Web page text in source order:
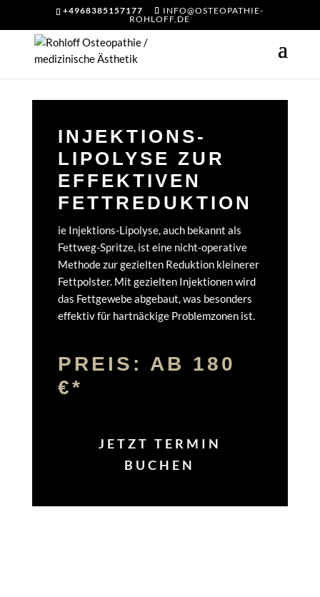
+4968385157177
INFO@OSTEOPATHIE-
ROHLOFF.DE
INJEKTIONS-
LIPOLYSE ZUR
EFFEKTIVEN
FETTREDUKTION
ie Injektions-Lipolyse, auch bekannt als
Fettweg-Spritze, ist eine nicht-operative
Methode zur gezielten Reduktion kleinerer
Fettpolster. Mit gezielten Injektionen wird
das Fettgewebe abgebaut, was besonders
effektiv für hartnäckige Problemzonen ist.
PREIS: AB 180
€*
JETZT TERMIN
BUCHEN